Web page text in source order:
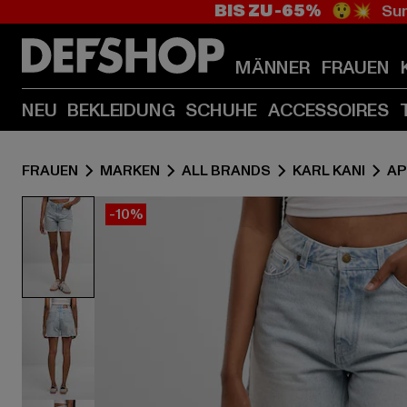
BIS ZU -65% 😲💥
MÄNNER FRAUEN
NEU BEKLEIDUNG SCHUHE ACCESSOIRES
FRAUEN MARKEN ALL BRANDS KARL KANI
-10%